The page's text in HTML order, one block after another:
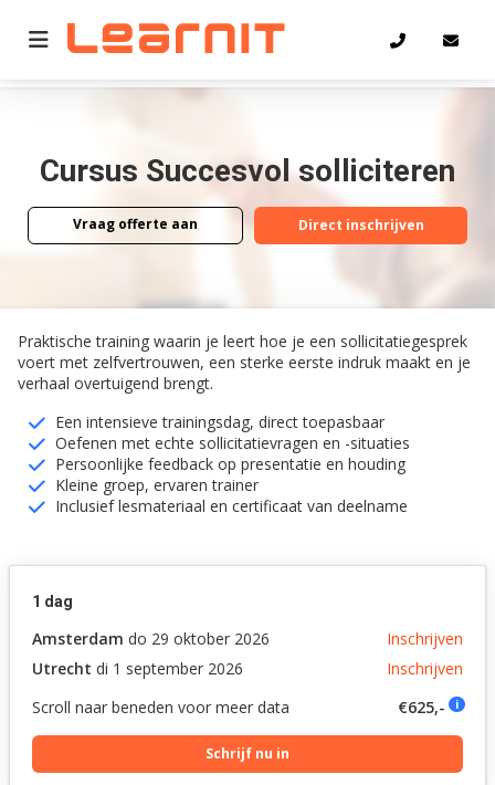
Home Succesvol solliciteren
Cursus Succesvol solliciteren
Vraag offerte aan Direct inschrijven
Vraag offerte aan Direct inschrijven
Praktische training waarin je leert hoe je een sollicitatiegesprek
voert met zelfvertrouwen, een sterke eerste indruk maakt en je
verhaal overtuigend brengt.
Een intensieve trainingsdag, direct toepasbaar
Oefenen met echte sollicitatievragen en -situaties
Persoonlijke feedback op presentatie en houding
Kleine groep, ervaren trainer
Inclusief lesmateriaal en certificaat van deelname
1 dag
Amsterdam do 29 oktober 2026
Inschrijven
Utrecht di 1 september 2026
Inschrijven
Scroll naar beneden voor meer data
€625,- i
Schrijf nu in